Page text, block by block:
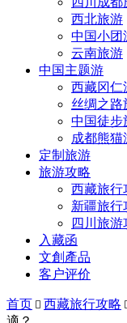
西北旅游
中国小团
云南旅游
中国主题游
西藏冈仁
丝绸之路
中国徒步
成都熊猫
定制旅游
旅游攻略
西藏旅行
新疆旅行
四川旅游
入藏函
文創產品
客户评价
首页  西藏旅行攻略